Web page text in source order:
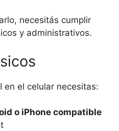
necesitás cumplir
y administrativos.
en el celular necesitas:
o iPhone compatible